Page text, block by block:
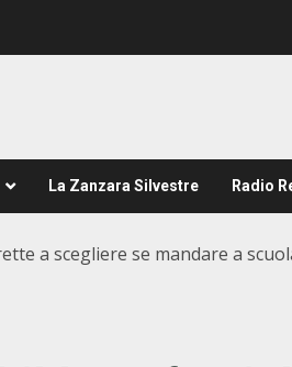
La Zanzara Silvestre Radio
a scegliere se mandare a